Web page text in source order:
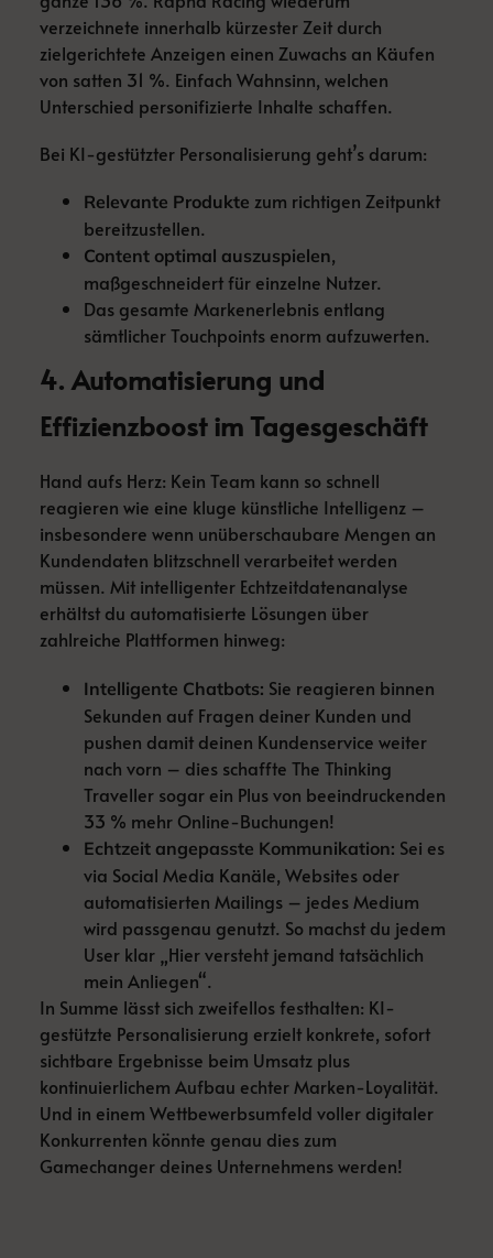
verzeichnete innerhalb kürzester Zeit durch
zielgerichtete Anzeigen einen Zuwachs an Käufen
von satten 31 %. Einfach Wahnsinn, welchen
Unterschied personifizierte Inhalte schaffen.
Bei KI-gestützter Personalisierung geht’s darum:
Relevante Produkte zum richtigen Zeitpunkt
bereitzustellen.
Content optimal auszuspielen,
maßgeschneidert für einzelne Nutzer.
Das gesamte Markenerlebnis entlang
sämtlicher Touchpoints enorm aufzuwerten.
4. Automatisierung und
Effizienzboost im Tagesgeschäft
Hand aufs Herz: Kein Team kann so schnell
reagieren wie eine kluge künstliche Intelligenz –
insbesondere wenn unüberschaubare Mengen an
Kundendaten blitzschnell verarbeitet werden
müssen. Mit intelligenter Echtzeitdatenanalyse
erhältst du automatisierte Lösungen über
zahlreiche Plattformen hinweg:
Intelligente Chatbots: Sie reagieren binnen
Sekunden auf Fragen deiner Kunden und
pushen damit deinen Kundenservice weiter
nach vorn – dies schaffte The Thinking
Traveller sogar ein Plus von beeindruckenden
33 % mehr Online-Buchungen!
Echtzeit angepasste Kommunikation: Sei es
via Social Media Kanäle, Websites oder
automatisierten Mailings – jedes Medium
wird passgenau genutzt. So machst du jedem
User klar „Hier versteht jemand tatsächlich
mein Anliegen“.
In Summe lässt sich zweifellos festhalten: KI-
gestützte Personalisierung erzielt konkrete, sofort
sichtbare Ergebnisse beim Umsatz plus
kontinuierlichem Aufbau echter Marken-Loyalität.
Und in einem Wettbewerbsumfeld voller digitaler
Konkurrenten könnte genau dies zum
Gamechanger deines Unternehmens werden!